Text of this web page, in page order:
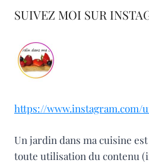
SUIVEZ MOI SUR
https://www.instagram.com/
Un jardin dans ma cuisine
toute utilisation du contenu